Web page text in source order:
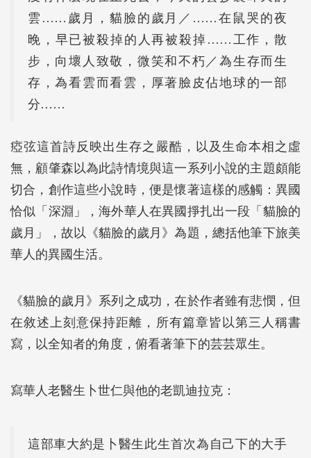
雲……歲月，貓臉的歲月／……在鼠哭的夜
晚，早已被殺掉的人再被殺掉……工作，散
步，向壞人致敬，微笑和不朽／為生存而生
存，為看雲而看雲，厚著臉皮佔地球的一部
分……
瘂弦這首詩反映出生存之嚴酷，以及生命本相之虛
無，顧肇森以為此詩情境與這一系列小說的主題頗能
切合，創作這些小說時，便是懷著這樣的感觸：異國
恰似「深淵」，海外華人在異國掙扎出一段「貓臉的
歲月」，故以《貓臉的歲月》為題，總括他筆下旅美
華人的異國生活。
《貓臉的歲月》系列之成功，在於作者雖有悲憫，但
在敘述上刻意保持距離，所有篇章皆以第三人稱書
寫，以全知者的角度，俯看著筆下的芸芸眾生。
寫華人老醫生卜世仁與他的老凱迪拉克：
這部車大約是卜醫生此生首次為自己下的大手